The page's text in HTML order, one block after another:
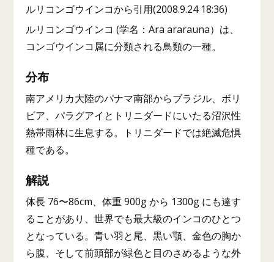
ルリコンゴウインコから引用(2008.9.24 18:36)
ルリコンゴウインコ (学名：Ara ararauna）は、
コンゴウインコ属に分類される鳥類の一種。
分布
南アメリカ大陸のパナマ南部からブラジル、ボリ
ビア、パラグアイとトリニダードにいたる沼沢性
熱帯雨林に生息する。トリニダードでは絶滅危惧
種である。
解説
体長 76〜86cm、体重 900g から 1300g にも達す
ることがあり、世界でも最大級のインコのひとつ
となっている。青い羽と尾、黒い顎、金色の胸か
ら腹、そして前頭部が緑色と目のさめるような外